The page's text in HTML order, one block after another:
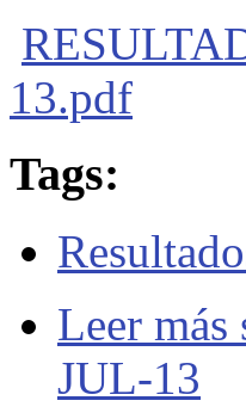
13.pdf
Tags:
Leer más
JUL-13